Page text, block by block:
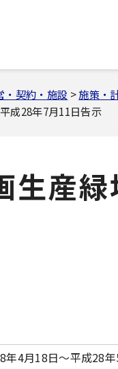
・契約・施設 >施策・
成28年7月11日告示
生産
年4月18日～平成28